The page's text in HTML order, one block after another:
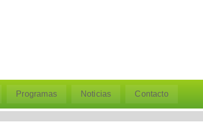
Programas Noticias Contacto